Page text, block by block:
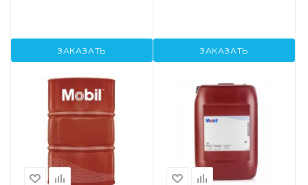
ЗАКАЗАТЬ ЗАКАЗАТЬ